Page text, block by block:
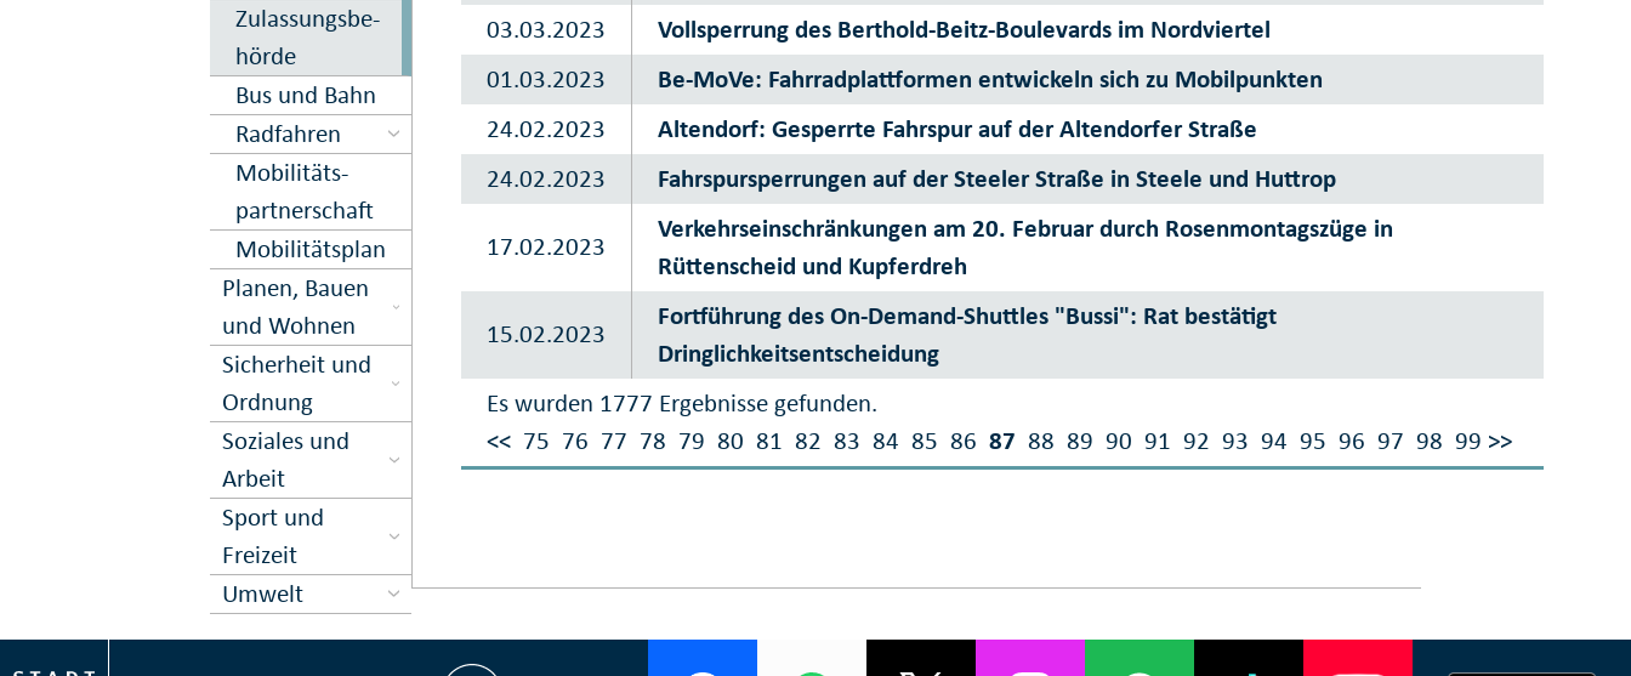
Zu­lassungs­be­
hörde
Bus und Bahn
Rad­fahren
Mobilitäts­
partner­schaft
Mobilitäts­plan
Planen, Bauen
und Wohnen
Sicher­heit und
Ord­nung
Soziales und
Arbeit
Sport und
Freizeit
Umwelt
Es wurden 1777 Ergebnisse gefunden.
<< 75 76 77 78 79 80 81 82 83 84 85 86 87 88 89 90 91 92 93 94 95 96 97 98 99 >>
03.03.2023
Vollsperrung des Berthold-Beitz-Boulevards im Nordviertel
01.03.2023
Be-MoVe: Fahrradplattformen entwickeln sich zu Mobilpunkten
24.02.2023
Altendorf: Gesperrte Fahrspur auf der Altendorfer Straße
24.02.2023
Fahrspursperrungen auf der Steeler Straße in Steele und Huttrop
17.02.2023
Verkehrseinschränkungen am 20. Februar durch Rosenmontagszüge in
Rüttenscheid und Kupferdreh
15.02.2023
Fortführung des On-Demand-Shuttles "Bussi": Rat bestätigt
Dringlichkeitsentscheidung